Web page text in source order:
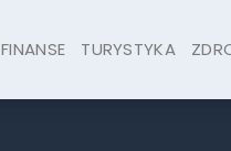
FINANSE TURYSTYKA